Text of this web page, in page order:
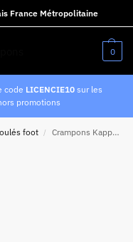
France Métropolitaine
0
code LICENCIE10 sur les
promotions
foot / Crampons Kappa Kombat Player FG Blanc pour enfant